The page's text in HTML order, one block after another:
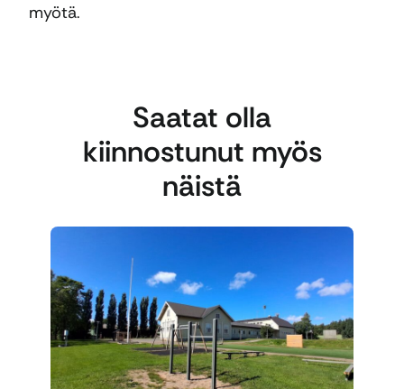
myötä.
Saatat olla
kiinnostunut myös
näistä